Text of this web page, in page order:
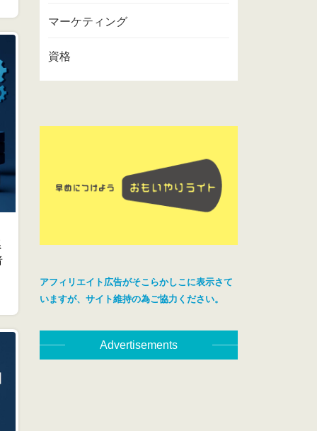
マーケティング
資格
アフィリエイト広告がそこらかしこに表示さて
いますが、サイト維持の為ご協力ください。
Advertisements